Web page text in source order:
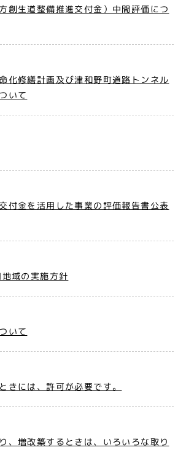
創生道整備推進交付金）中間評価につ
化修繕計画及び津和野町道路トンネル
いて
付金を活用した事業の評価報告書公表
域の実施方針
いて
きには、許可が必要です。
、増改築するときは、いろいろな取り